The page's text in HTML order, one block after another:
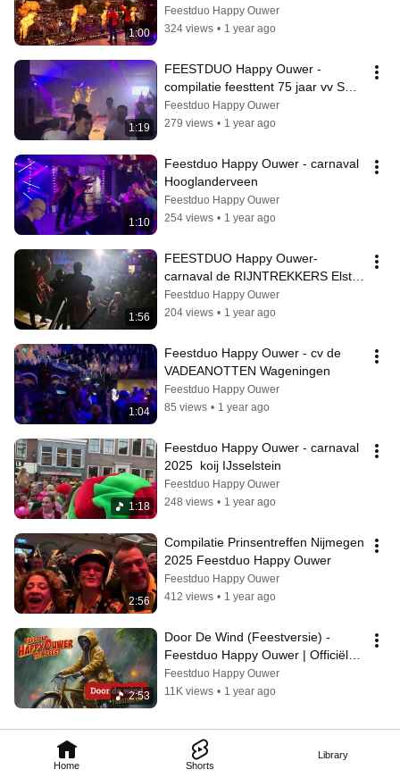
Home Shorts
Library
1:00
Sliedrecht
Feestduo Happy Ouwer
324 views • 1 year ago
1:19
FEESTDUO Happy Ouwer -
compilatie feesttent 75 jaar vv SCP
Puiflijk
Feestduo Happy Ouwer
279 views • 1 year ago
1:10
Feestduo Happy Ouwer - carnaval
Hooglanderveen
Feestduo Happy Ouwer
254 views • 1 year ago
1:56
FEESTDUO Happy Ouwer-
carnaval de RIJNTREKKERS Elst
Utrecht
Feestduo Happy Ouwer
204 views • 1 year ago
1:04
Feestduo Happy Ouwer - cv de
VADEANOTTEN Wageningen
Feestduo Happy Ouwer
85 views • 1 year ago
1:18
Feestduo Happy Ouwer - carnaval
2025  koij IJsselstein
Feestduo Happy Ouwer
248 views • 1 year ago
2:56
Compilatie Prinsentreffen Nijmegen
2025 Feestduo Happy Ouwer
Feestduo Happy Ouwer
412 views • 1 year ago
2:53
Door De Wind (Feestversie) -
Feestduo Happy Ouwer | Officiële
Video 2025
Feestduo Happy Ouwer
11K views • 1 year ago